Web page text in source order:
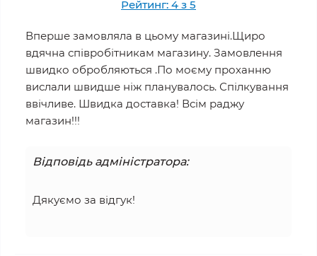
Рейтинг: 4 з 5
Вперше замовляла в цьому магазині.Щиро
вдячна співробітникам магазину. Замовлення
швидко обробляються .По моєму проханню
вислали швидше ніж планувалось. Спілкування
ввічливе. Швидка доставка! Всім раджу
магазин!!!
Відповідь адміністратора:
Дякуємо за відгук!